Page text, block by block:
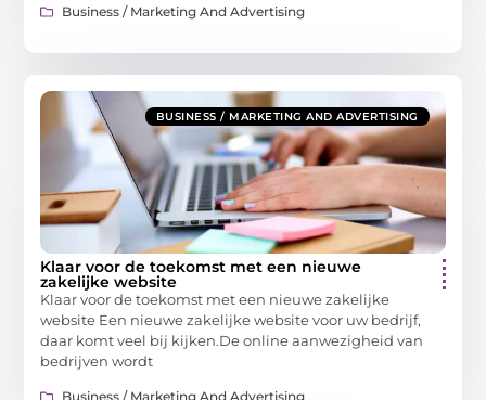
Business / Marketing And Advertising
BUSINESS / MARKETING AND ADVERTISING
Klaar voor de toekomst met een nieuwe
zakelijke website
Klaar voor de toekomst met een nieuwe zakelijke
website Een nieuwe zakelijke website voor uw bedrijf,
daar komt veel bij kijken.De online aanwezigheid van
bedrijven wordt
Business / Marketing And Advertising